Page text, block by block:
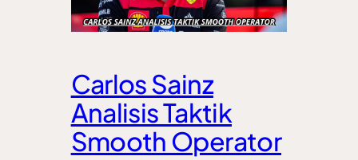
Carlos Sainz
Analisis Taktik
Smooth Operator